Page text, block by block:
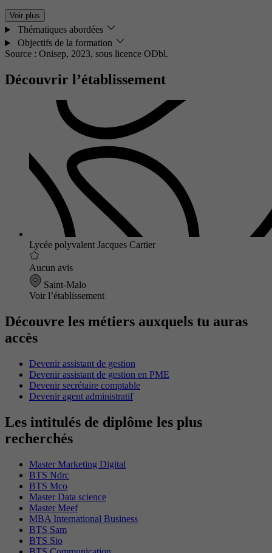
Voir plus
Thématiques abordées
Objectifs de la formation
Source : Onisep, 2023, sous licence ODbl.
Découvrir l’établissement
Lycée polyvalent Jacques Cartier
Aucun avis
Saint-Malo
Voir l’établissement
Découvre les métiers auxquels tu auras
accès
Devenir assistant de gestion
Devenir assistant de gestion en PME
Devenir secrétaire comptable
Devenir agent administratif
Les intitulés de diplôme les plus
recherchés
Master Marketing Digital
BTS Ndrc
BTS Mco
Master Data science
Master Meef
MBA International Business
BTS Sam
BTS Sio